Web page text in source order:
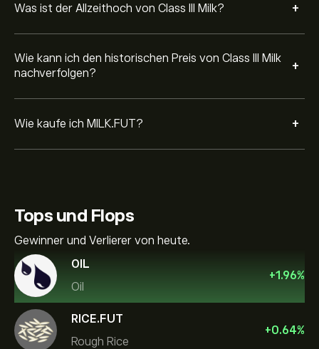
Was ist der Allzeithoch von Class III Milk? +
Wie kann ich den historischen Preis von Class III Milk
nachverfolgen?
+
Wie kaufe ich MILK.FUT? +
Tops und Flops
Gewinner und Verlierer von heute.
OIL
Oil
+1.96%
RICE.FUT
Rough Rice
+0.64%